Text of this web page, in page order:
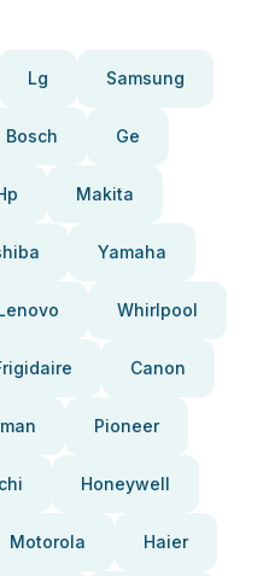
Lg Samsung
Bosch Ge
Makita
Yamaha
Whirlpool
Canon
Pioneer
Honeywell
Motorola Haier